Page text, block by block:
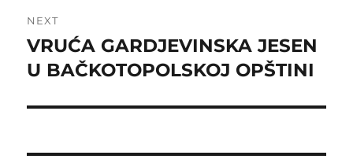
NEXT
Next
post:
VRUĆA GARDJEVINSKA JESEN
U BAČKOTOPOLSKOJ OPŠTINI